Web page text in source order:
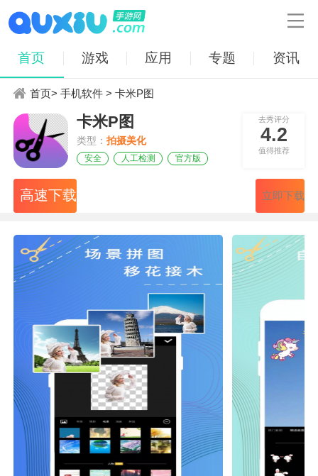

首页 游戏 应用 专题 资讯
首页>手机软件 > 卡米P图
卡米P图
类型：拍摄美化
安全 人工检测 官方版
去秀评分
4.2
值得推荐
高速下载 立即下载